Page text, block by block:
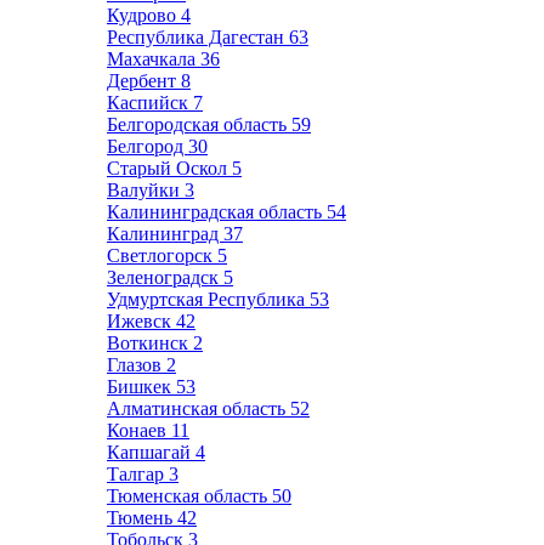
Кудрово 4
Республика Дагестан 63
Махачкала 36
Дербент 8
Каспийск 7
Белгородская область 59
Белгород 30
Старый Оскол 5
Валуйки 3
Калининградская область 54
Калининград 37
Светлогорск 5
Зеленоградск 5
Удмуртская Республика 53
Ижевск 42
Воткинск 2
Глазов 2
Бишкек 53
Алматинская область 52
Конаев 11
Капшагай 4
Талгар 3
Тюменская область 50
Тюмень 42
Тобольск 3